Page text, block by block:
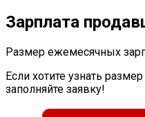
Зарплата
Размер ежемесячных
Если хотите узнать
заполняйте заявку!